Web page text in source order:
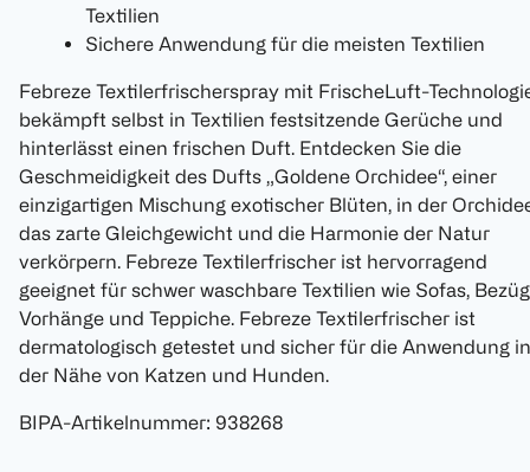
Textilien
Sichere Anwendung für die meisten Textilien
Febreze Textilerfrischerspray mit FrischeLuft-
bekämpft selbst in Textilien festsitzende Gerüche und
hinterlässt einen frischen Duft. Entdecken Sie die
Geschmeidigkeit des Dufts „Goldene Orchidee“, einer
einzigartigen Mischung exotischer Blüten, in der
das zarte Gleichgewicht und die Harmonie der Natur
verkörpern. Febreze Textilerfrischer ist hervorragend
geeignet für schwer waschbare Textilien wie Sofas,
Vorhänge und Teppiche. Febreze Textilerfrischer ist
dermatologisch getestet und sicher für die Anwendung in
der Nähe von Katzen und Hunden.
BIPA-Artikelnummer: 938268